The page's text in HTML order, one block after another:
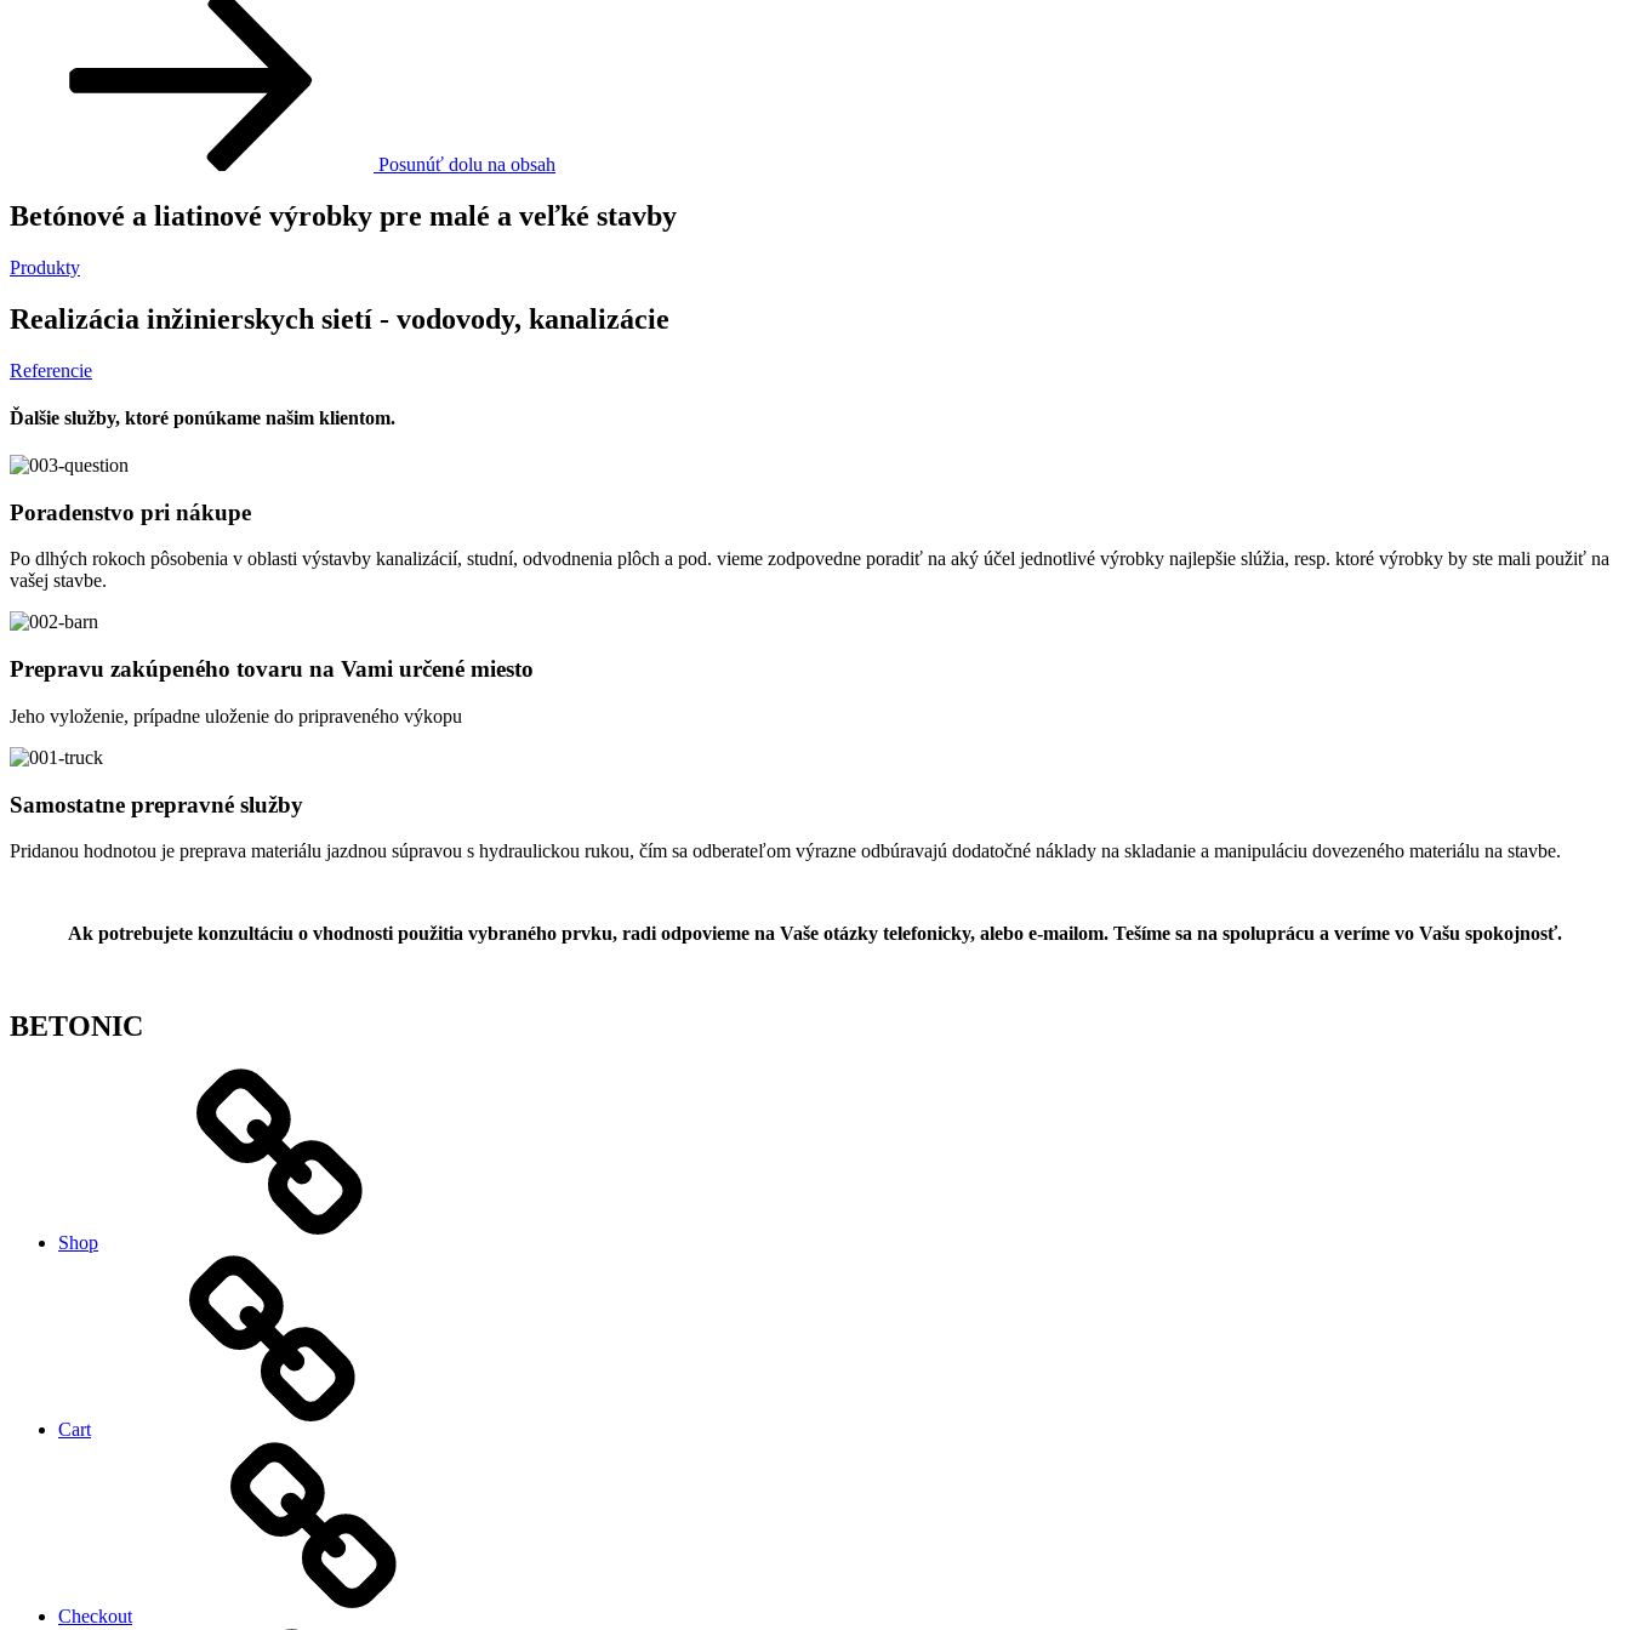
Posunúť dolu na obsah
Betónové a liatinové výrobky pre malé a veľké stavby
Produkty
Realizácia inžinierskych sietí - vodovody, kanalizácie
Referencie
Ďalšie služby, ktoré ponúkame našim klientom.
Poradenstvo pri nákupe
Po dlhých rokoch pôsobenia v oblasti výstavby kanalizácií, studní, odvodnenia plôch a pod. vieme zodpovedne poradiť na aký účel jednotlivé výrobky najlepšie slúžia, resp. ktoré výrobky by ste mali použiť na
vašej stavbe.
Prepravu zakúpeného tovaru na Vami určené miesto
Jeho vyloženie, prípadne uloženie do pripraveného výkopu
Samostatne prepravné služby
Pridanou hodnotou je preprava materiálu jazdnou súpravou s hydraulickou rukou, čím sa odberateľom výrazne odbúravajú dodatočné náklady na skladanie a manipuláciu dovezeného materiálu na stavbe.
Ak potrebujete konzultáciu o vhodnosti použitia vybraného prvku, radi odpovieme na Vaše otázky telefonicky, alebo e-mailom. Tešíme sa na spoluprácu a veríme vo Vašu spokojnosť.
BETONIC
Shop
Cart
Checkout